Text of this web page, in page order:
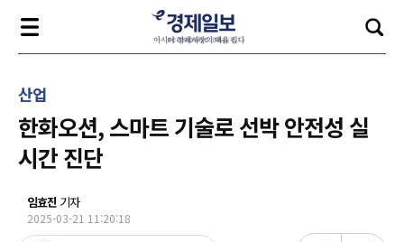
산업
한화오션, 스마트 기술로 선박 안전성 실
시간 진단
임효진 기자
2025-03-21 11:20:18